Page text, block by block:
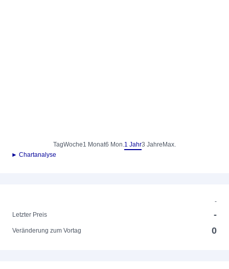
TagWoche1 Monat6 Mon.1 Jahr3 Jahre Max.
► Chartanalyse
-
Letzter Preis
-
Veränderung zum Vortag 0